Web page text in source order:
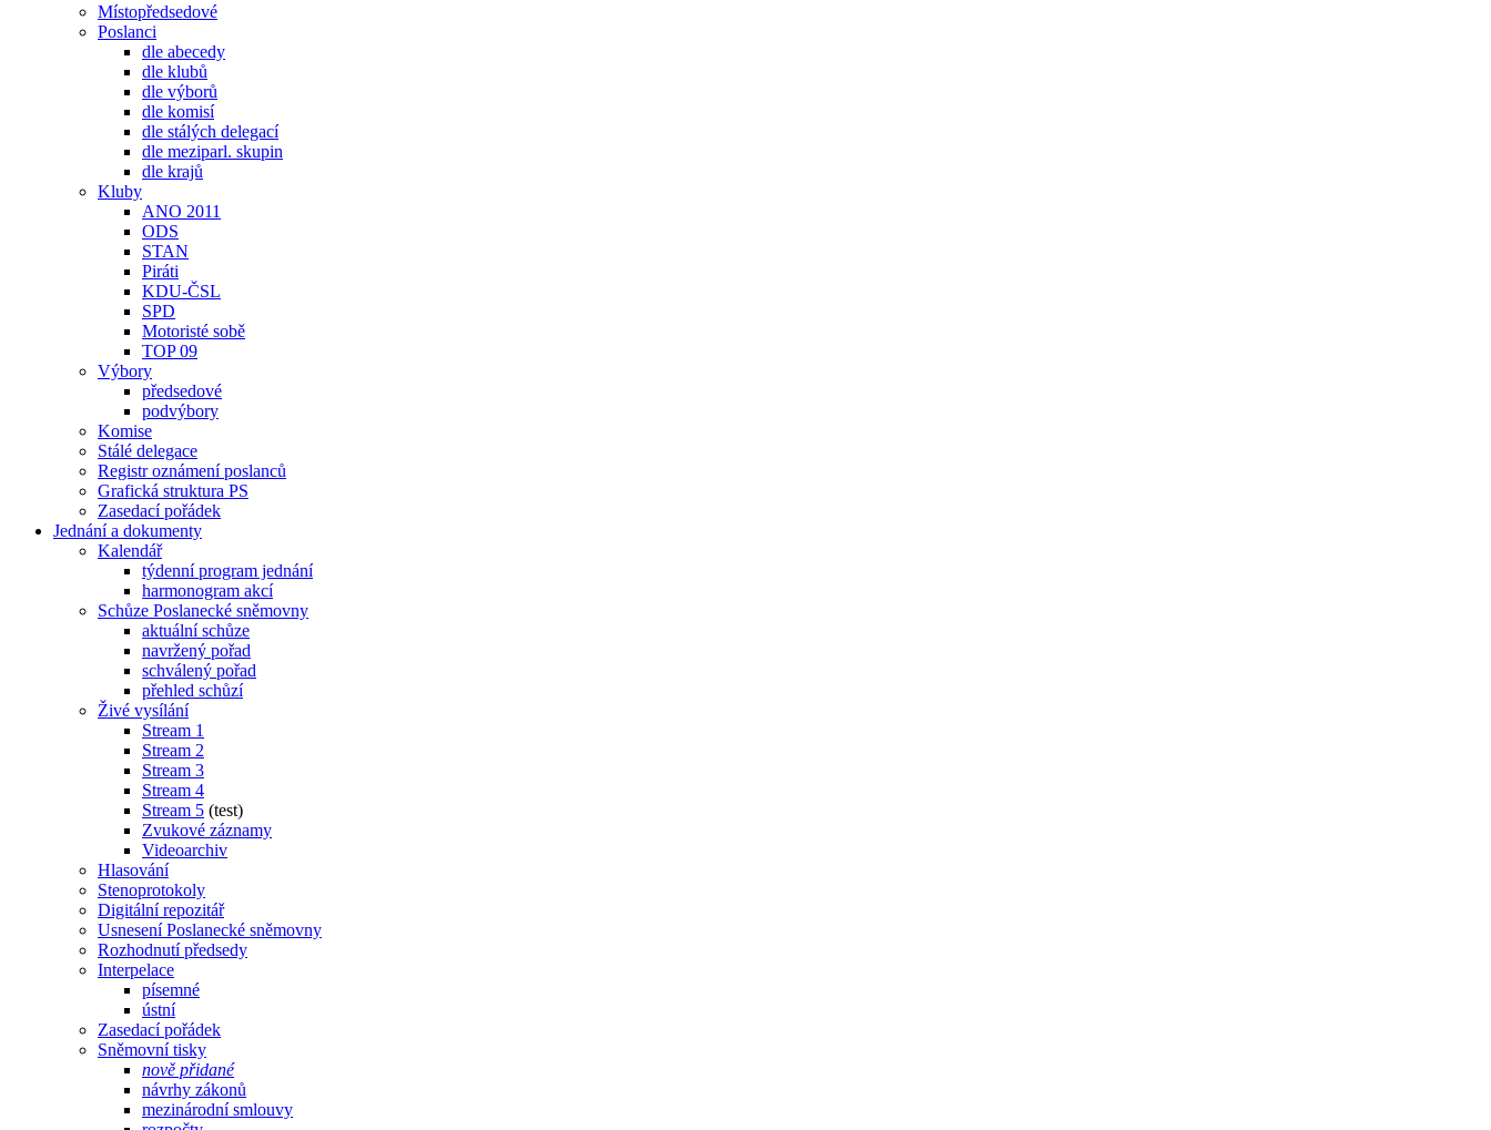
Místopředsedové
Poslanci
dle abecedy
dle klubů
dle výborů
dle komisí
dle stálých delegací
dle meziparl. skupin
dle krajů
Kluby
ANO 2011
ODS
STAN
Piráti
KDU-ČSL
SPD
Motoristé sobě
TOP 09
Výbory
předsedové
podvýbory
Komise
Stálé delegace
Registr oznámení poslanců
Grafická struktura PS
Zasedací pořádek
Jednání a dokumenty
Kalendář
týdenní program jednání
harmonogram akcí
Schůze Poslanecké sněmovny
aktuální schůze
navržený pořad
schválený pořad
přehled schůzí
Živé vysílání
Stream 1
Stream 2
Stream 3
Stream 4
Stream 5 (test)
Zvukové záznamy
Videoarchiv
Hlasování
Stenoprotokoly
Digitální repozitář
Usnesení Poslanecké sněmovny
Rozhodnutí předsedy
Interpelace
písemné
ústní
Zasedací pořádek
Sněmovní tisky
nově přidané
návrhy zákonů
mezinárodní smlouvy